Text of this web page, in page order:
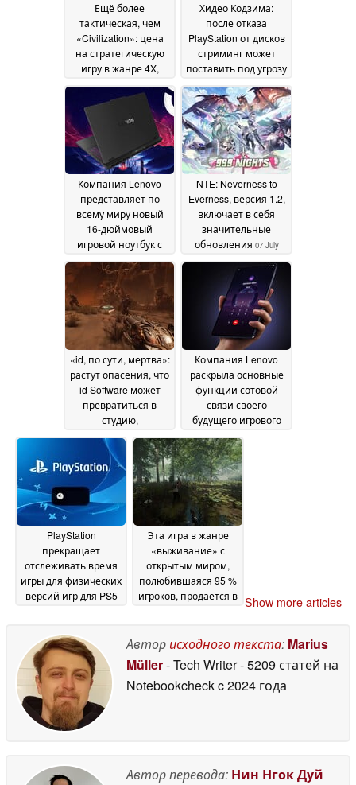
Ещё более
тактическая, чем
«Civilization»: цена
на стратегическую
игру в жанре 4X,
действие которой
разворачивается в
Китае, впервые
опустилась в Steam
ниже 5 долларов08
July 2026
Хидео Кодзима:
после отказа
PlayStation от дисков
стриминг может
поставить под угрозу
право
собственности на
игры и фильмы07 July
2026
Компания Lenovo
представляет по
всему миру новый
16-дюймовый
игровой ноутбук с
видеокартой Nvidia
GeForce RTX 5070
объемом 12 ГБ и
OLED-дисплеем с
частотой
обновления 240 Гц07
July 2026
NTE: Neverness to
Everness, версия 1.2,
включает в себя
значительные
обновления 07 July
2026
«id, по сути, мертва»:
растут опасения, что
id Software может
превратиться в
студию,
занимающуюся
лишь технической
поддержкой07 July
2026
Компания Lenovo
раскрыла основные
функции сотовой
связи своего
будущего игрового
планшета с OLED-
экраном07 July 2026
PlayStation
прекращает
отслеживать время
игры для физических
версий игр для PS5
на цифровой формат
07 July 2026
Эта игра в жанре
«выживание» с
открытым миром,
полюбившаяся 95 %
игроков, продается в Show more articles
Авторисходного текста: Marius
Müller- Tech Writer- 5209 статей на
Notebookcheckc 2024 года
Автор перевода: Нин Нгок Дуй